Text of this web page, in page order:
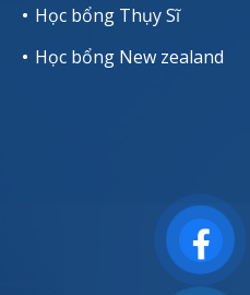
Học bổng Thụy Sĩ
Học bổng New zealand